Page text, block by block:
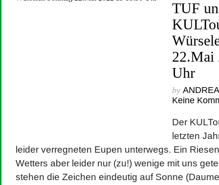
TUF
22.Mai
Uhr
by
Keine
Der
letzten
leider verregneten Eupen unterwegs. Ein
Wetters aber leider nur (zu!) wenige mit uns
stehen die Zeichen eindeutig auf Sonne